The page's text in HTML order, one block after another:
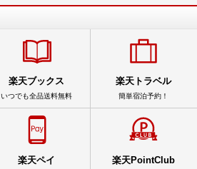
楽天ブックス
いつでも全品送料無料
楽天トラベル
簡単宿泊予約！
楽天ペイ 楽天PointClub